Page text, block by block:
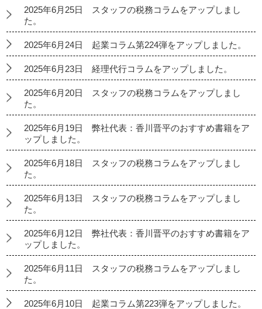
2025年6月25日 スタッフの税務コラムをアップしまし
た。
2025年6月24日 起業コラム第224弾をアップしました。
2025年6月23日 経理代行コラムをアップしました。
2025年6月20日 スタッフの税務コラムをアップしまし
た。
2025年6月19日 弊社代表：香川晋平のおすすめ書籍をア
ップしました。
2025年6月18日 スタッフの税務コラムをアップしまし
た。
2025年6月13日 スタッフの税務コラムをアップしまし
た。
2025年6月12日 弊社代表：香川晋平のおすすめ書籍をア
ップしました。
2025年6月11日 スタッフの税務コラムをアップしまし
た。
2025年6月10日 起業コラム第223弾をアップしました。